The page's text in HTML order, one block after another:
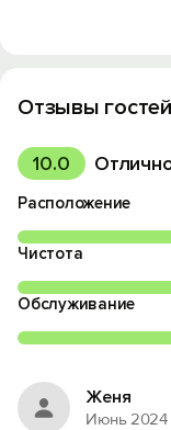
Отзывы гостей
10.0
Расположение
Чистота
Обслуживание
Женя
Июнь 2024